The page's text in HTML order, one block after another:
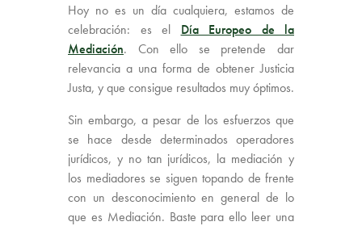
Hoy no es un día cualquiera, estamos de
celebración: es el Día Europeo de la
Mediación. Con ello se pretende dar
relevancia a una forma de obtener Justicia
Justa, y que consigue resultados muy óptimos.
Sin embargo, a pesar de los esfuerzos que
se hace desde determinados operadores
jurídicos, y no tan jurídicos, la mediación y
los mediadores se siguen topando de frente
con un desconocimiento en general de lo
que es Mediación. Baste para ello leer una